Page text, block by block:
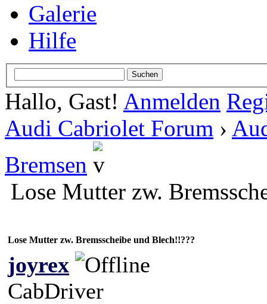
Galerie
Hilfe
Hallo, Gast! Anmelden
Audi Cabriolet Forum ›
Bremsen
Lose Mutter zw.
Lose Mutter zw. Bremsscheibe und Blech!!???
joyrex
CabDriver